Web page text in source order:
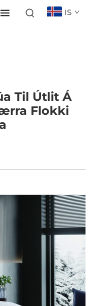
IS
Til Útlit Á
Flokki